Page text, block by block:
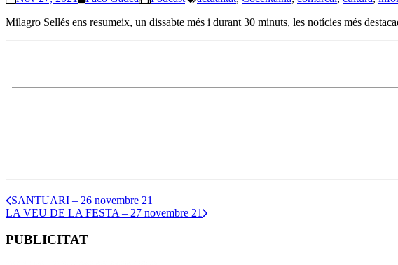
Milagro Sellés ens resumeix, un dissabte més i durant 30 minuts, les notícies més
SANTUARI – 26 novembre 21
LA VEU DE LA FESTA – 27 novembre 21
PUBLICITAT